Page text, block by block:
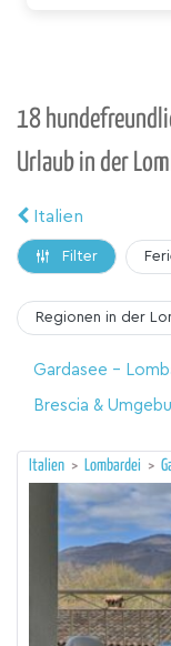
18
Urlaub in der
Italien
Filter
Regionen in der
Brescia &
Italien > Lombardei >